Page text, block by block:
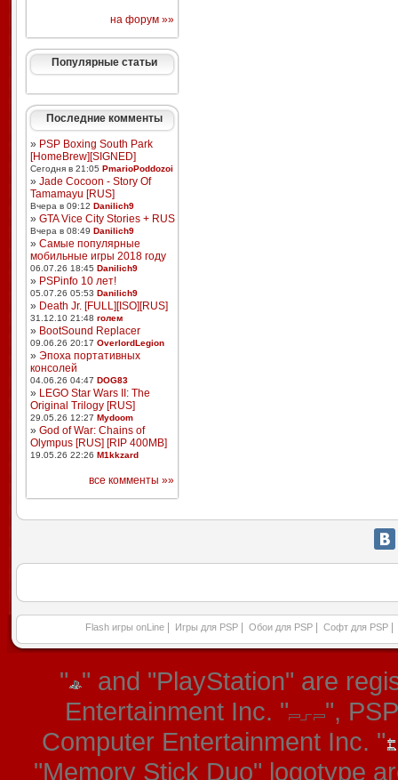
на форум »»
Популярные статьи
Последние комменты
» PSP Boxing South Park
[HomeBrew][SIGNED]
Сегодня в 21:05 PmarioPoddozoi
» Jade Cocoon - Story Of
Tamamayu [RUS]
Вчера в 09:12 Danilich9
» GTA Vice City Stories + RUS
Вчера в 08:49 Danilich9
» Самые популярные
мобильные игры 2018 году
06.07.26 18:45 Danilich9
» PSPinfo 10 лет!
05.07.26 05:53 Danilich9
» Death Jr. [FULL][ISO][RUS]
31.12.10 21:48 голем
» BootSound Replacer
09.06.26 20:17 OverlordLegion
» Эпоха портативных
консолей
04.06.26 04:47 DOG83
» LEGO Star Wars II: The
Original Trilogy [RUS]
29.05.26 12:27 Mydoom
» God of War: Chains of
Olympus [RUS] [RIP 400MB]
19.05.26 22:26 M1kkzard
все комменты »»
Flash игры onLine Игры для PSP Обои для PSP Софт для PSP
" " and "PlayStation" are
Entertainment Inc. "
",
Computer Entertainment Inc. "
"Memory Stick Duo" logotype